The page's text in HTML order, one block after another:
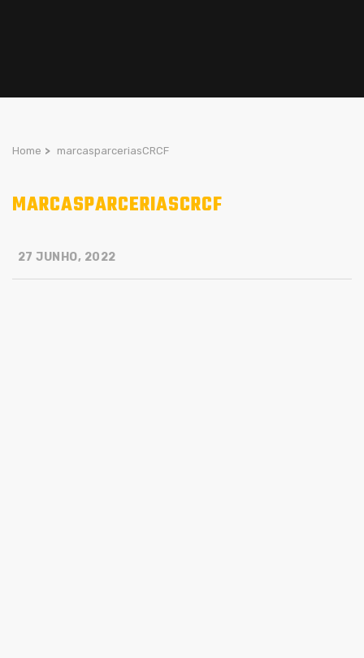
Home > marcasparceriasCRCF
MARCASPARCERIASCRCF
27 JUNHO, 2022